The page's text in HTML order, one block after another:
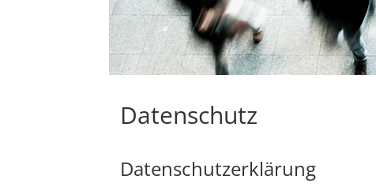
Datenschutz
Datenschutzerklärung